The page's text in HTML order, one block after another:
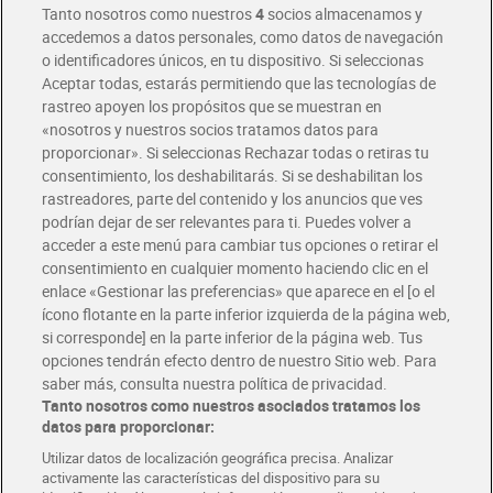
Envío gratis por compras superiores a 100€
Envío estandar por 4,99€
Glovo y Uber Eats
Solicita tu factura de Glovo o Uber Eats
Únete al CLUB Dia
Disfruta las ventajas y ofertas exclusivas.
Descárgate la APP Dia
Folletos y Tiendas
Descubre las mejores ofertas y busca tu tienda más cercana
Tarjeta MaX Dia
Te devuelve hasta 8€/mes de tus compras.
¡Solicita tu tarjeta de crédito aquí!
COMER MEJOR CADA DIA
Tanto nosotros como nuestros4socios almacenamos y
accedemos a datos personales, como datos de navegación
o identificadores únicos, en tu dispositivo. Si seleccionas
Aceptar todas, estarás permitiendo que las tecnologías de
rastreo apoyen los propósitos que se muestran en
«nosotros y nuestros socios tratamos datos para
proporcionar». Si seleccionas Rechazar todas o retiras tu
consentimiento, los deshabilitarás. Si se deshabilitan los
rastreadores, parte del contenido y los anuncios que ves
podrían dejar de ser relevantes para ti. Puedes volver a
acceder a este menú para cambiar tus opciones o retirar el
consentimiento en cualquier momento haciendo clic en el
enlace «Gestionar las preferencias» que aparece en el [o el
ícono flotante en la parte inferior izquierda de la página web,
si corresponde] en la parte inferior de la página web. Tus
opciones tendrán efecto dentro de nuestro Sitio web. Para
saber más, consulta nuestra política de privacidad.
Tanto nosotros como nuestros asociados tratamos los
datos para proporcionar:
Utilizar datos de localización geográfica precisa. Analizar
activamente las características del dispositivo para su